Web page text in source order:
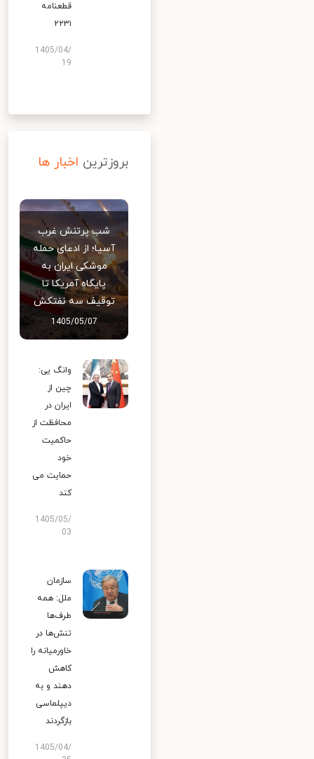
قطعنامه
۲۲۳۱
1405/04/
19
بروزترین اخبار ها
شب پرتنش غرب
آسیا؛ از ادعای حمله
موشکی ایران به
پایگاه آمریکا تا
توقیف سه نفتکش
1405/05/07
وانگ یی:
چین از
ایران در
محافظت از
حاکمیت
خود
حمایت می
کند
1405/05/
03
سازمان
ملل: همه
طرف‌ها
تنش‌ها در
خاورمیانه را
کاهش
دهند و به
دیپلماسی
بازگردند
1405/04/